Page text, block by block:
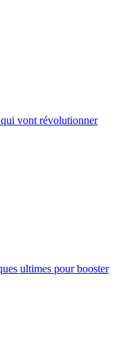
vont révolutionner
ultimes pour booster